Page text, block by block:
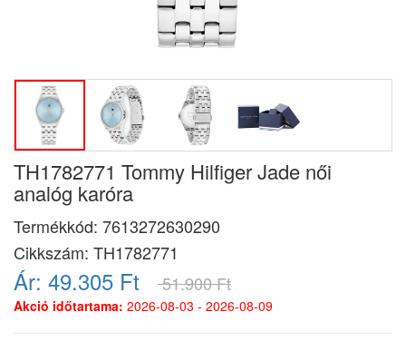
TH1782771 Tommy Hilfiger Jade női
analóg karóra
Termékkód: 7613272630290
Cikkszám: TH1782771
Ár: 49.305 Ft 51.900 Ft
Akció időtartama: 2026-08-03 - 2026-08-09